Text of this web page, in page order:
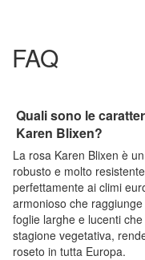
FAQ
Quali sono le
Karen Blixen?
La rosa Karen Blixen è
robusto e molto
perfettamente ai climi
armonioso che
foglie larghe e lucenti
stagione vegetativa,
roseto in tutta Europa.